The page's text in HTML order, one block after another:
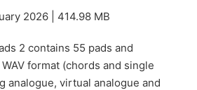
2026 | 414.98 MB
2 contains 55 pads and
format (chords and single
analogue, virtual analogue and